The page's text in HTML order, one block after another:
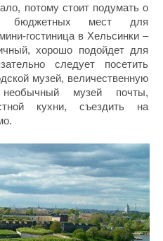
потому стоит подумать о
бюджетных мест для
гостиница в Хельсинки –
хорошо подойдет для
следует посетить
музей, величественную
необычный музей почты,
кухни, съездить на